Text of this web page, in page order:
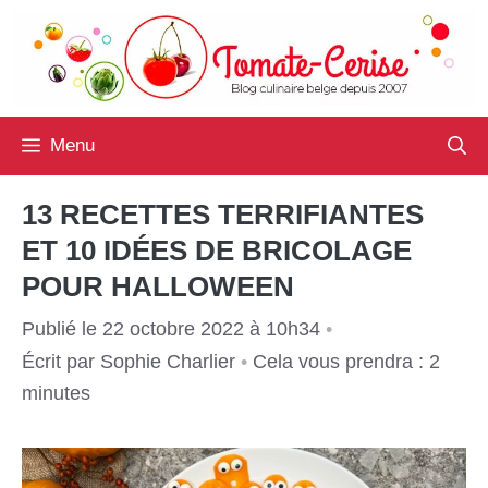
contenu
Menu
13 RECETTES TERRIFIANTES
ET 10 IDÉES DE BRICOLAGE
POUR HALLOWEEN
Publié le 22 octobre 2022 à 10h34 •
Écrit par Sophie Charlier • Cela vous prendra : 2
minutes